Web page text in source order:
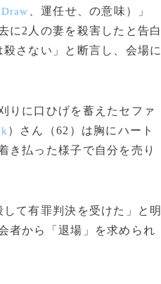
、運任せ、の意味）」
に2人の妻を殺害したと告白
さない」と断言し、会場に
りに口ひげを蓄えたセファ
）さん（62）は胸にハート
き払った様子で自分を売り
て有罪判決を受けた」と明
者から「退場」を求められ